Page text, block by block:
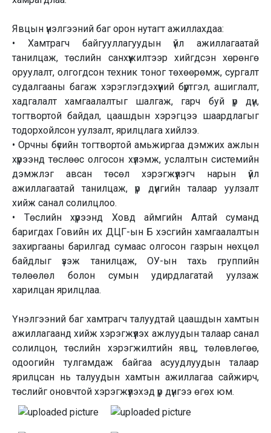
Явцын үнэлгээний баг орон нутагт ажиллахдаа:
• Хамтрагч байгууллагуудын үйл ажиллагаатай
танилцаж, төслийн санхүүжилтээр хийгдсэн хөрөнгө
оруулалт, олгогдсон техник тоног төхөөрөмж, сургалт
судалгааны багаж хэрэглэгдэхүүний бүртгэл, ашиглалт,
хадгалалт хамгаалалтыг шалгаж, гарч буй үр дүн,
тогтвортой байдал, цаашдын хэрэгцээ шаардлагыг
тодорхойлсон уулзалт, ярилцлага хийлээ.
• Орчны бүсийн тогтвортой амьжиргаа дэмжих ажлын
хүрээнд төслөөс олгосон хүлэмж, услалтын системийн
дэмжлэг авсан төсөл хэрэгжүүлэгч нарын үйл
ажиллагаатай танилцаж, үр дүнгийн талаар уулзалт
хийж санал солилцлоо.
• Төслийн хүрээнд Ховд аймгийн Алтай суманд
баригдах Говийн их ДЦГ-ын Б хэсгийн хамгаалалтын
захиргааны барилгад сумаас олгосон газрын нөхцөл
байдлыг үзэж танилцаж, ОУ-ын тахь группийн
төлөөлөл болон сумын удирдлагатай уулзаж
харилцан ярилцлаа.
Үнэлгээний баг хамтрагч талуудтай цаашдын хамтын
ажиллагаанд хийж хэрэгжүүлэх ажлуудын талаар санал
солилцон, төслийн хэрэгжилтийн явц, төлөвлөгөө,
одоогийн тулгамдаж байгаа асуудлуудын талаар
ярилцсан нь талуудын хамтын ажиллагаа сайжирч,
төслийг оновчтой хэрэгжүүлэхэд үр дүнгээ өгөх юм.